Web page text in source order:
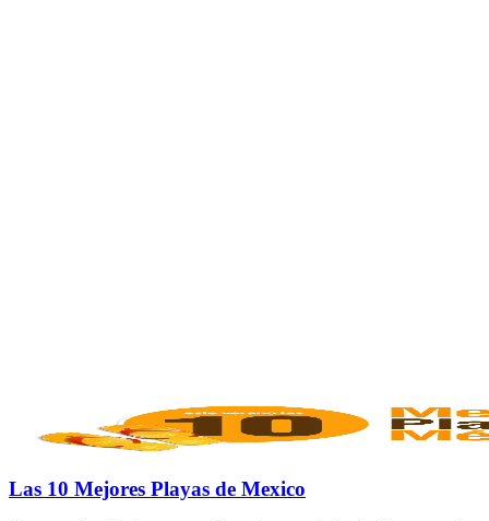
Las 10 Mejores Playas de Mexico